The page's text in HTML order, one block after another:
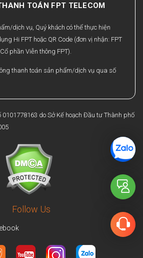
Follow Us
TOÁN FPT TELECOM
dịch vụ, Quý khách có thể thực hiện
Hi FPT hoặc QR Code (đơn vị nhận: FPT
phần Viễn thông FPT).
thanh toán sản phẩm/dịch vụ qua số
do Sở Kế hoạch Đầu tư Thành phố